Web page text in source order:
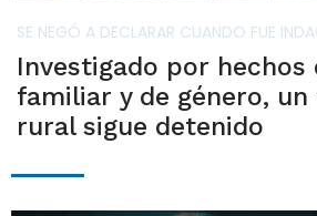
SE NEGÓ A DECLARAR CUANDO FUE
Investigado por hechos
familiar y de género,
rural sigue detenido